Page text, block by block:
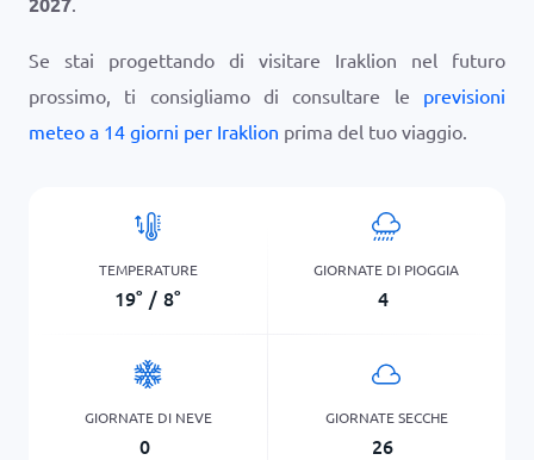
Se stai progettando di visitare Iraklion nel futuro
prossimo, ti consigliamo di consultare le previsioni
meteo a 14 giorni per Iraklion prima del tuo viaggio.
TEMPERATURE
19° / 8°
GIORNATE DI PIOGGIA
4
GIORNATE DI NEVE
0
GIORNATE SECCHE
26